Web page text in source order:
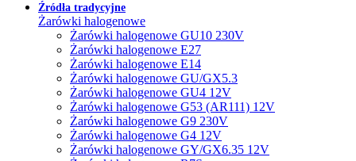
Źródła tradycyjne
Żarówki halogenowe
Żarówki halogenowe GU10 230V
Żarówki halogenowe E27
Żarówki halogenowe E14
Żarówki halogenowe GU/GX5.3
Żarówki halogenowe GU4 12V
Żarówki halogenowe G53 (AR111) 12V
Żarówki halogenowe G9 230V
Żarówki halogenowe G4 12V
Żarówki halogenowe GY/GX6.35 12V